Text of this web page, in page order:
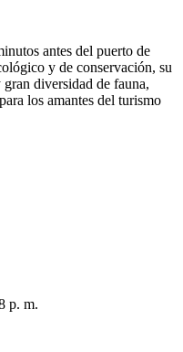
antes del puerto de
y de conservación, su
diversidad de fauna,
los amantes del turismo
p. m.